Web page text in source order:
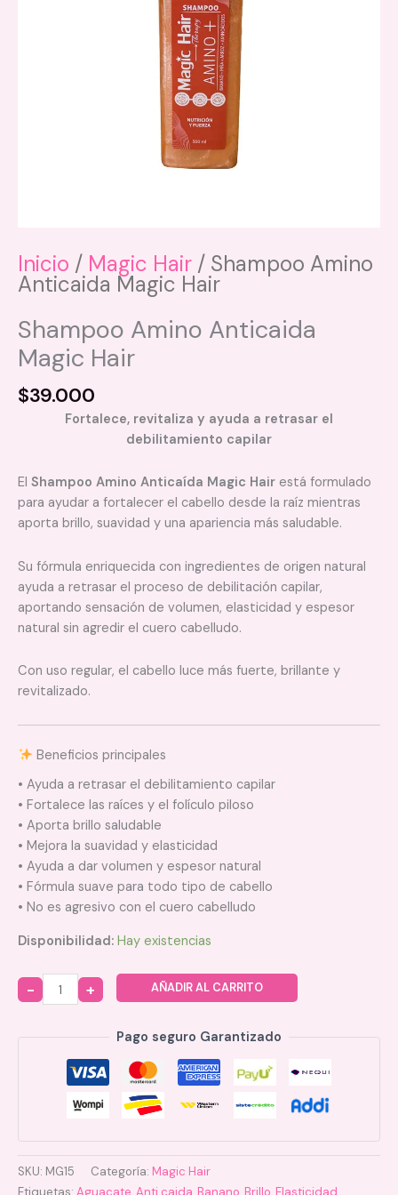
Inicio / Magic Hair / Shampoo Amino
Anticaida Magic Hair
Shampoo Amino Anticaida
Magic Hair
$39.000
Fortalece, revitaliza y ayuda a retrasar el
debilitamiento capilar
El Shampoo Amino Anticaída Magic Hair está formulado
para ayudar a fortalecer el cabello desde la raíz mientras
aporta brillo, suavidad y una apariencia más saludable.
Su fórmula enriquecida con ingredientes de origen natural
ayuda a retrasar el proceso de debilitación capilar,
aportando sensación de volumen, elasticidad y espesor
natural sin agredir el cuero cabelludo.
Con uso regular, el cabello luce más fuerte, brillante y
revitalizado.
Beneficios principales
• Ayuda a retrasar el debilitamiento capilar
• Fortalece las raíces y el folículo piloso
• Aporta brillo saludable
• Mejora la suavidad y elasticidad
• Ayuda a dar volumen y espesor natural
• Fórmula suave para todo tipo de cabello
• No es agresivo con el cuero cabelludo
Disponibilidad: Hay existencias
Quantity
AÑADIR AL CARRITO
Pago seguro Garantizado
SKU: MG15 Categoría: Magic Hair